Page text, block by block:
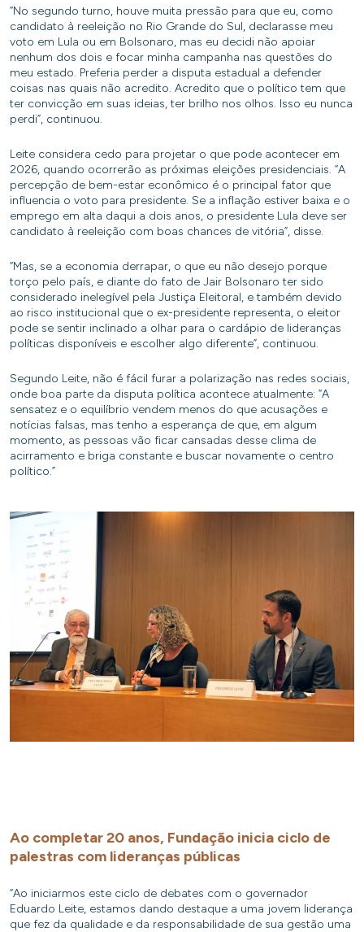
“No segundo turno, houve muita pressão para que eu, como
candidato à reeleição no Rio Grande do Sul, declarasse meu
voto em Lula ou em Bolsonaro, mas eu decidi não apoiar
nenhum dos dois e focar minha campanha nas questões do
meu estado. Preferia perder a disputa estadual a defender
coisas nas quais não acredito. Acredito que o político tem que
ter convicção em suas ideias, ter brilho nos olhos. Isso eu nunca
perdi”, continuou.
Leite considera cedo para projetar o que pode acontecer em
2026, quando ocorrerão as próximas eleições presidenciais. “A
percepção de bem-estar econômico é o principal fator que
influencia o voto para presidente. Se a inflação estiver baixa e o
emprego em alta daqui a dois anos, o presidente Lula deve ser
candidato à reeleição com boas chances de vitória”, disse.
“Mas, se a economia derrapar, o que eu não desejo porque
torço pelo país, e diante do fato de Jair Bolsonaro ter sido
considerado inelegível pela Justiça Eleitoral, e também devido
ao risco institucional que o ex-presidente representa, o eleitor
pode se sentir inclinado a olhar para o cardápio de lideranças
políticas disponíveis e escolher algo diferente”, continuou.
Segundo Leite, não é fácil furar a polarização nas redes sociais,
onde boa parte da disputa política acontece atualmente: “A
sensatez e o equilíbrio vendem menos do que acusações e
notícias falsas, mas tenho a esperança de que, em algum
momento, as pessoas vão ficar cansadas desse clima de
acirramento e briga constante e buscar novamente o centro
político.”
Ao completar 20 anos, Fundação inicia ciclo de
palestras com lideranças públicas
“Ao iniciarmos este ciclo de debates com o governador
Eduardo Leite, estamos dando destaque a uma jovem liderança
que fez da qualidade e da responsabilidade de sua gestão uma